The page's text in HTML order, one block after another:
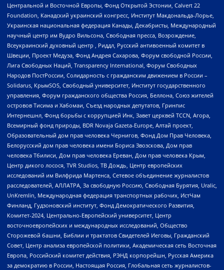
Центральной и Восточной Европы, Фонд Открытой Эстонии, Calvert 22
Foundation, Канадский украинский конгресс, Институт Макдональда-Лорье,
Украинская национальная федерация Канады, Декабристы, Международный
научный центр им Вудро Вильсона, Свободная пресса, Возрождение,
Всеукраинский духовный центр , Риддл, Русский антивоенный комитет в
Швеции, Проект Медуза, Фонд Андрея Сахарова, Форум свободной России,
Лига Свободных Наций, Transparеncy International, Форум Свободных
Народов ПостРоссии, Солидарность с гражданским движением в России –
Solidarus, КрымSOS, Свободный университет, Институт государственного
управления, Форум гражданского общества Россия, Беллона, Союз жителей
островов Тисима и Хабомаи, Съезд народных депутатов, Гринпис
Интернешнл, Фонд борьбы с коррупцией Инк, Завет церквей TCCN, Агора,
Всемирный фонд природы, BDR Novaja Gazeta-Europe, Алтай проект,
Образовательный дом прав человека Чернигов, Фонд Дом Прав Человека,
Белорусский дом прав человека имени Бориса Звозскова, Дом прав
человека Тбилиси, Дом прав человека Ереван, Дом прав человека Крым,
Центр дикого лосося, TVR Studios, ТВ Дождь, Центр европейских
исследований им Вилфрида Мартенса, Сетевое объединение журналистов
расследователей, АЛЛАТРА, За свободную Россию, Свободная Бурятия, Uralic,
UnKremlin, Международная федерация транспортных рабочих, ИстЧам
Финланд, Гудзоновский институт, Фонд Демократического Развития,
Комитет-2024, Центрально-Европейский университет, Центр
восточноевропейских и международных исследований, Общество
Сторожевой башни, Библии и трактатов Свидетелей Иеговы, Гражданский
Совет, Центр анализа европейской политики, Академическая сеть Восточная
Европа, Российский комитет действия, РЭНД корпорейшн, Русская Америка
за демократию в России, Настоящая Россия, Глобальная сеть журналистов-